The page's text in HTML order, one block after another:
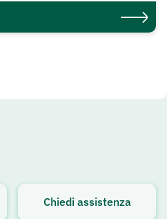
Chiedi assistenza